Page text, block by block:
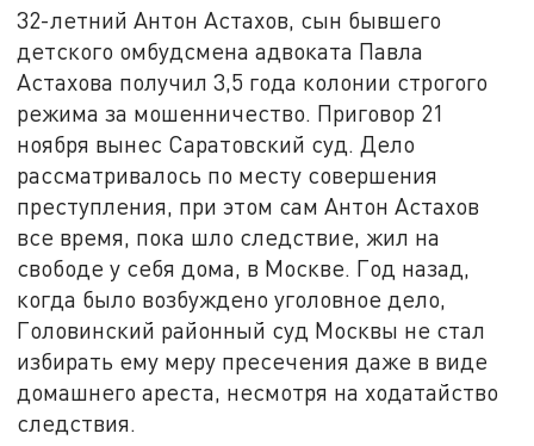
32-летний Антон Астахов, сын бывшего
детского омбудсмена адвоката Павла
Астахова получил 3,5 года колонии строгого
режима за мошенничество. Приговор 21
ноября вынес Саратовский суд. Дело
рассматривалось по месту совершения
преступления, при этом сам Антон Астахов
все время, пока шло следствие, жил на
свободе у себя дома, в Москве. Год назад,
когда было возбуждено уголовное дело,
Головинский районный суд Москвы не стал
избирать ему меру пресечения даже в виде
домашнего ареста, несмотря на ходатайство
следствия.